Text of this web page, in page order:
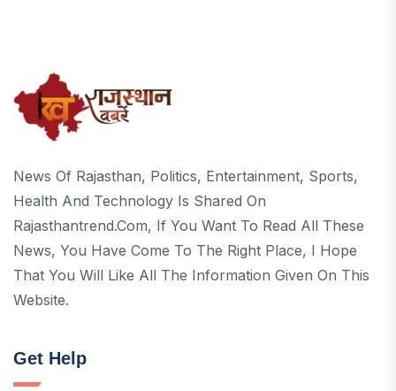
News Of Rajasthan, Politics, Entertainment, Sports,
Health And Technology Is Shared On
Rajasthantrend.com, If You Want To Read All These
News, You Have Come To The Right Place, I Hope
That You Will Like All The Information Given On This
Website.
Get Help